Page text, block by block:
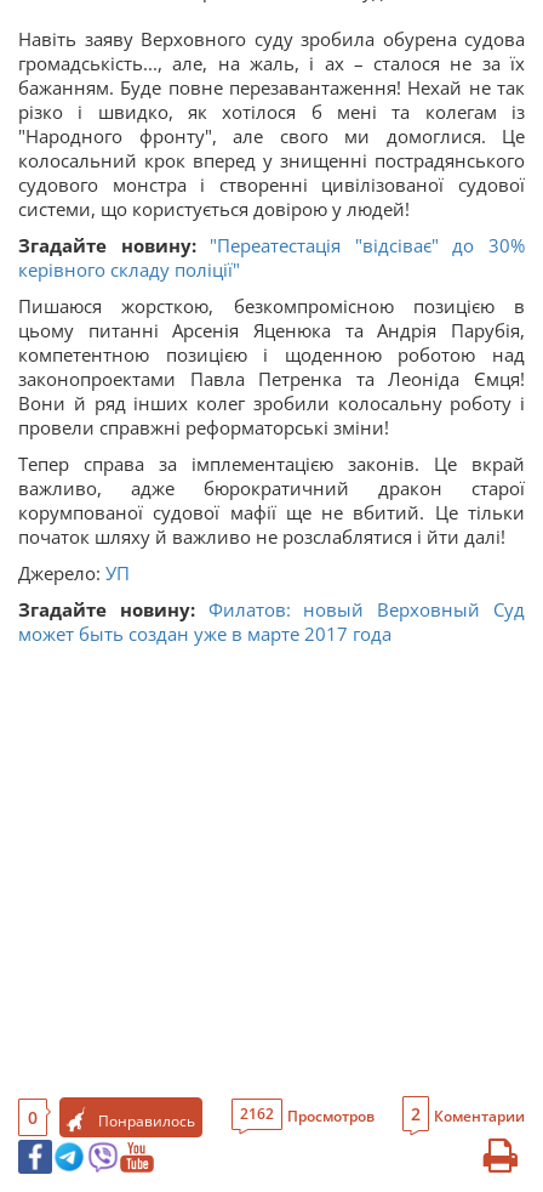
Навіть заяву Верховного суду зробила обурена судова
громадськість..., але, на жаль, і ах – сталося не за їх
бажанням. Буде повне перезавантаження! Нехай не так
різко і швидко, як хотілося б мені та колегам із
"Народного фронту", але свого ми домоглися. Це
колосальний крок вперед у знищенні пострадянського
судового монстра і створенні цивілізованої судової
системи, що користується довірою у людей!
Згадайте новину: "Переатестація "відсіває" до 30%
керівного складу поліції"
Пишаюся жорсткою, безкомпромісною позицією в
цьому питанні Арсенія Яценюка та Андрія Парубія,
компетентною позицією і щоденною роботою над
законопроектами Павла Петренка та Леоніда Ємця!
Вони й ряд інших колег зробили колосальну роботу і
провели справжні реформаторські зміни!
Тепер справа за імплементацією законів. Це вкрай
важливо, адже бюрократичний дракон старої
корумпованої судової мафії ще не вбитий. Це тільки
початок шляху й важливо не розслаблятися і йти далі!
Джерело: УП
Згадайте новину: Филатов: новый Верховный Суд
может быть создан уже в марте 2017 года
0 Понравилось 2162 Просмотров 2 Коментарии